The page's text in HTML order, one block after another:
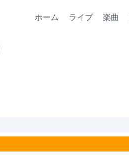
ホーム ライブ 楽曲